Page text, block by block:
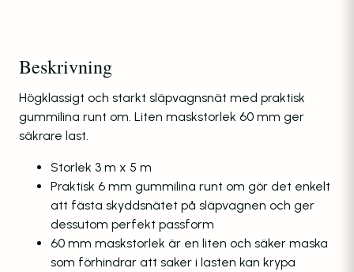
Beskrivning
Högklassigt och starkt släpvagnsnät med praktisk
gummilina runt om. Liten maskstorlek 60 mm ger
säkrare last.
Storlek 3 m x 5 m
Praktisk 6 mm gummilina runt om gör det enkelt
att fästa skyddsnätet på släpvagnen och ger
dessutom perfekt passform
60 mm maskstorlek är en liten och säker maska
som förhindrar att saker i lasten kan krypa